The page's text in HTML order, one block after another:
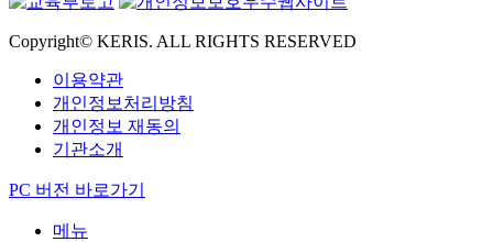
Copyright© KERIS. ALL RIGHTS RESERVED
이용약관
개인정보처리방침
개인정보 재동의
기관소개
PC 버전 바로가기
메뉴